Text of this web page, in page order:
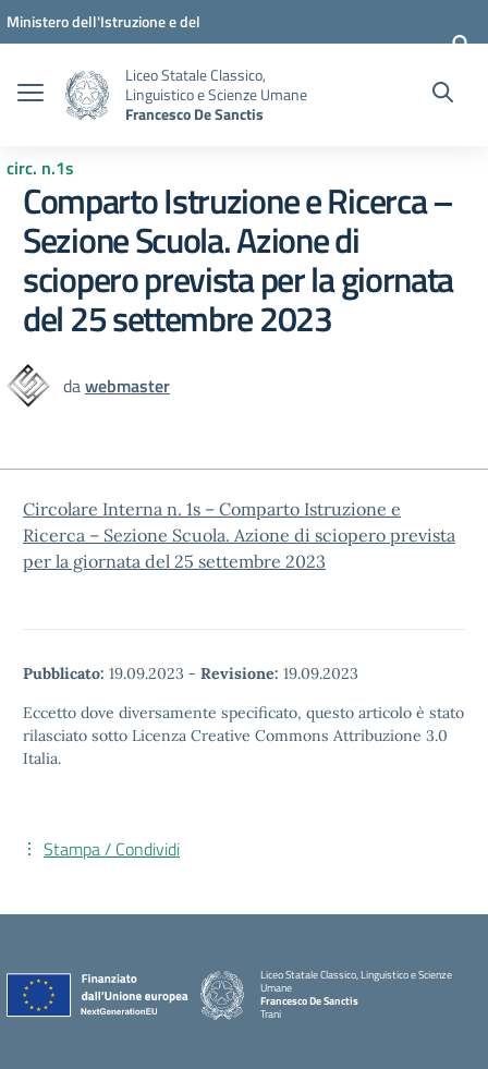
Vai ai contenuti
Vai al menu di navigazione
Vai al footer
Ministero dell'Istruzione e del
Liceo Statale Classico,
Linguistico e Scienze Umane
Francesco De Sanctis
circ. n.1s
Comparto Istruzione e Ricerca –
Sezione Scuola. Azione di
sciopero prevista per la giornata
del 25 settembre 2023
dawebmaster
Circolare Interna n. 1s – Comparto Istruzione e
Ricerca – Sezione Scuola. Azione di sciopero prevista
per la giornata del 25 settembre 2023
Pubblicato: 19.09.2023 - Revisione: 19.09.2023
Eccetto dove diversamente specificato, questo articolo è stato
rilasciato sotto Licenza Creative Commons Attribuzione 3.0
Italia.
Stampa / Condividi
Liceo Statale Classico, Linguistico e Scienze
Umane
Francesco De Sanctis
Trani